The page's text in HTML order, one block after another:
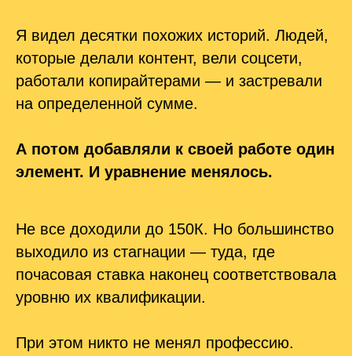
Я видел десятки похожих историй. Людей,
которые делали контент, вели соцсети,
работали копирайтерами — и застревали
на определенной сумме.
А потом добавляли к своей работе один
элемент. И уравнение менялось.
Не все доходили до 150К. Но большинство
выходило из стагнации — туда, где
почасовая ставка наконец соответствовала
уровню их квалификации.
При этом никто не менял профессию.